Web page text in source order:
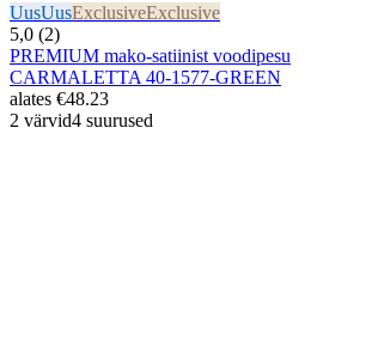
UusUusExclusiveExclusive
5,0 (2)
PREMIUM mako-satiinist voodipesu
CARMALETTA 40-1577-GREEN
alates €48.23
2 värvid4 suurused